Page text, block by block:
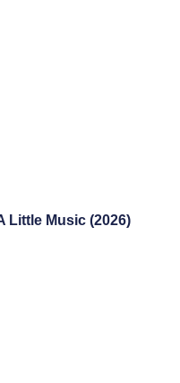
Little Music (2026)